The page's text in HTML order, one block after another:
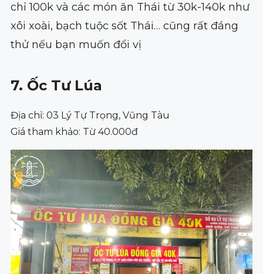
chỉ 100k và các món ăn Thái từ 30k-140k như
xôi xoài, bạch tuộc sốt Thái… cũng rất đáng
thử nếu bạn muốn đổi vị
7. Ốc Tư Lúa
Địa chỉ: 03 Lý Tự Trọng, Vũng Tàu
Giá tham khảo: Từ 40.000đ